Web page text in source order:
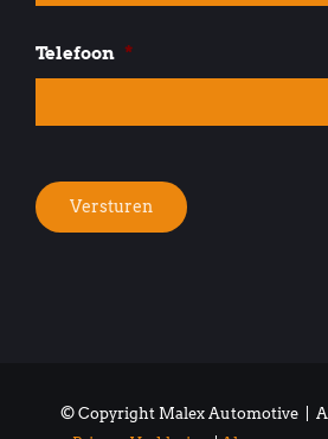
Telefoon *
Versturen
© Copyright Malex Automotive | All